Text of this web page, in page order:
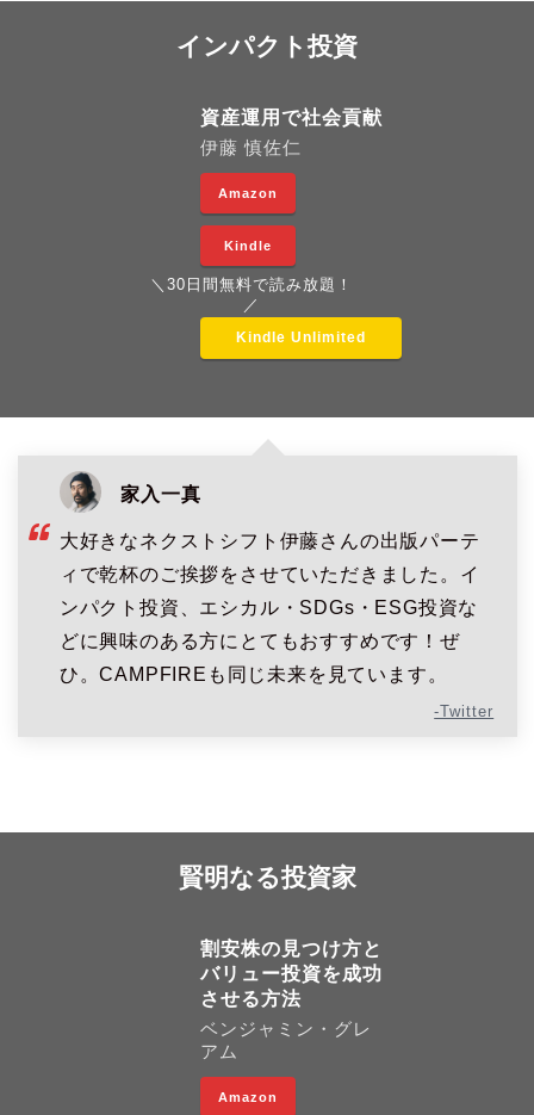
インパクト投資
資産運用で社会貢献
伊藤 慎佐仁
Amazon
Kindle
＼30日間無料で読み放題！
／
Kindle Unlimited
家入一真
大好きなネクストシフト伊藤さんの出版パーテ
ィで乾杯のご挨拶をさせていただきました。イ
ンパクト投資、エシカル・SDGs・ESG投資な
どに興味のある方にとてもおすすめです！ぜ
ひ。CAMPFIREも同じ未来を見ています。
-Twitter
賢明なる投資家
割安株の見つけ方と
バリュー投資を成功
させる方法
ベンジャミン・グレ
アム
Amazon